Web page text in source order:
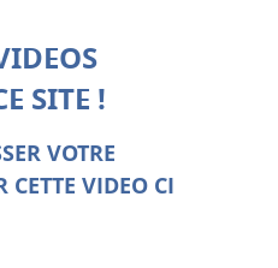
SITE !
VOTRE
CETTE VIDEO CI